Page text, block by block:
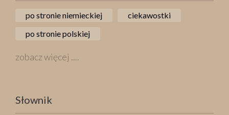
po stronie niemieckiej
ciekawostki
po stronie polskiej
zobacz więcej ....
Słownik